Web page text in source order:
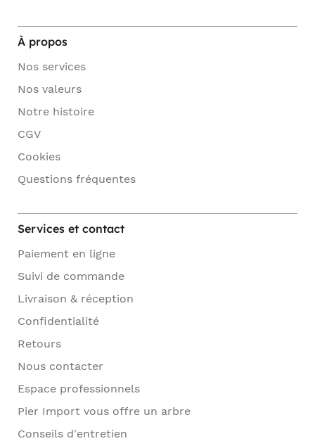
À propos
Nos services
Nos valeurs
Notre histoire
CGV
Cookies
Questions fréquentes
Services et contact
Paiement en ligne
Suivi de commande
Livraison & réception
Confidentialité
Retours
Nous contacter
Espace professionnels
Pier Import vous offre un arbre
Conseils d'entretien